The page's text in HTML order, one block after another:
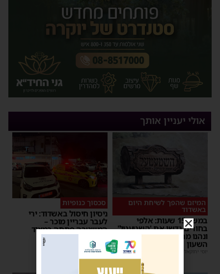
אולי יעניין אותך
המיזם שהפך לשיחת היום
באשדוד
במשך 15 שעות: אלפי
בחורים גדשו את 'השטעטל'
ונהנו מרצף חוויות סביב
השעון
יוסי יחזקאלי
סכסוך כנופיות
ניסיון חיסול באשדוד: ירי
לעבר עבריין מוכר –
המשטרה פתחה במצוד